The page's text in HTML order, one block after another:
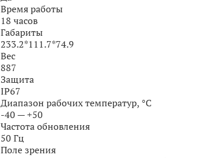
Время работы
18 часов
Габариты
233.2*111.7*74.9
Вес
887
Защита
IP67
Диапазон рабочих температур, °С
-40 — +50
Частота обновления
50 Гц
Поле зрения